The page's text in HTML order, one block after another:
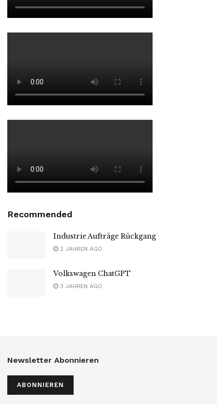
Recommended
Industrie Aufträge Rückgang
2 JAHREN AGO
Volkswagen ChatGPT
3 JAHREN AGO
Newsletter Abonnieren
ABONNIEREN